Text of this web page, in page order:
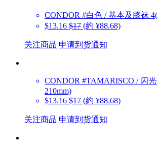
CONDOR #白色 / 基本及膝袜
$13.16 $17 (約 ¥88.68)
关注商品 申请到货通知
CONDOR #TAMARISCO / 闪
210mm)
$13.16 $17 (約 ¥88.68)
关注商品 申请到货通知